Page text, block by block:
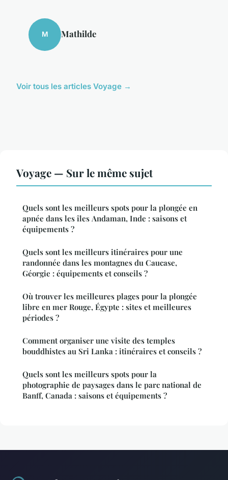
M Mathilde
Voir tous les articles Voyage →
Voyage — Sur le même sujet
Quels sont les meilleurs spots pour la plongée en
apnée dans les îles Andaman, Inde : saisons et
équipements ?
Quels sont les meilleurs itinéraires pour une
randonnée dans les montagnes du Caucase,
Géorgie : équipements et conseils ?
Où trouver les meilleures plages pour la plongée
libre en mer Rouge, Égypte : sites et meilleures
périodes ?
Comment organiser une visite des temples
bouddhistes au Sri Lanka : itinéraires et conseils ?
Quels sont les meilleurs spots pour la
photographie de paysages dans le parc national de
Banff, Canada : saisons et équipements ?